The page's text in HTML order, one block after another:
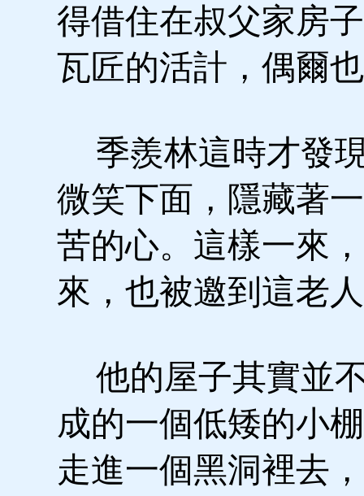
得借住在叔父家房
瓦匠的活計，偶爾
季羨林這時才發
微笑下面，隱藏著
苦的心。這樣一來
來，也被邀到這老
他的屋子其實並
成的一個低矮的小
走進一個黑洞裡去